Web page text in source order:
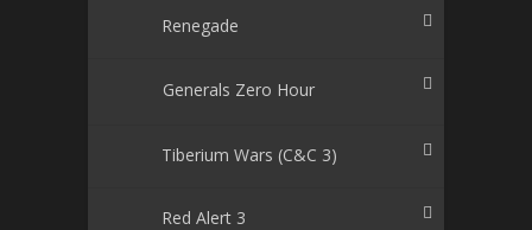
Renegade
Generals Zero Hour
Tiberium Wars (C&C 3)
Red Alert 3